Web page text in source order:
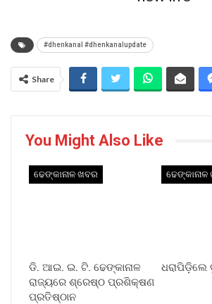
#dhenkanal #dhenkanalupdate
Share
You Might Also Like
ଢେଙ୍କାନାଳ ଖବର
ଡି. ଆଇ. ଇ. ଟି. ଢେଙ୍କାନାଳ
ରାଜ୍ୟରେ ଶ୍ରେଷ୍ଠ ପ୍ରଶିକ୍ଷଣ
ପ୍ରତିଷ୍ଠାନ
ଧରାପିଡ଼ିଲେ